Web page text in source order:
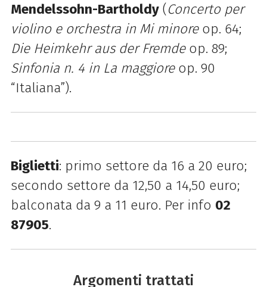
Mendelssohn-Bartholdy(Concerto per
violino e orchestra in Mi minoreop. 64;
Die Heimkehr aus der Fremdeop. 89;
Sinfonia n. 4 in La maggiore op. 90
“Italiana”).
Biglietti: primo settore da 16 a 20 euro;
secondo settore da 12,50 a 14,50 euro;
balconata da 9 a 11 euro. Per info 02
87905.
Argomenti trattati